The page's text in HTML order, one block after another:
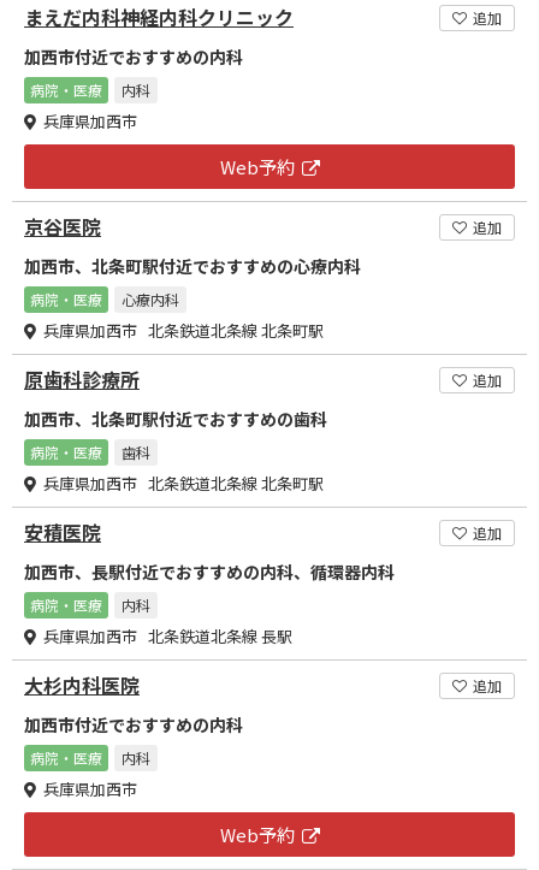
まえだ内科神経内科クリニック 追加
加西市付近でおすすめの内科
病院・医療 内科
兵庫県加西市
Web予約
京谷医院 追加
加西市、北条町駅付近でおすすめの心療内科
病院・医療 心療内科
兵庫県加西市 北条鉄道北条線 北条町駅
原歯科診療所 追加
加西市、北条町駅付近でおすすめの歯科
病院・医療 歯科
兵庫県加西市 北条鉄道北条線 北条町駅
安積医院 追加
加西市、長駅付近でおすすめの内科、循環器内科
病院・医療 内科
兵庫県加西市 北条鉄道北条線 長駅
大杉内科医院 追加
加西市付近でおすすめの内科
病院・医療 内科
兵庫県加西市
Web予約